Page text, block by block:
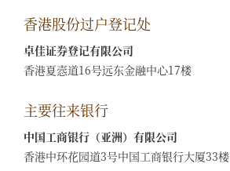
香港股份过户登记处
卓佳证券登记有限公司
香港夏悫道16号远东金融中心17楼
主要往来银行
中国工商银行（亚洲）有限公司
香港中环花园道3号中国工商银行大厦33楼